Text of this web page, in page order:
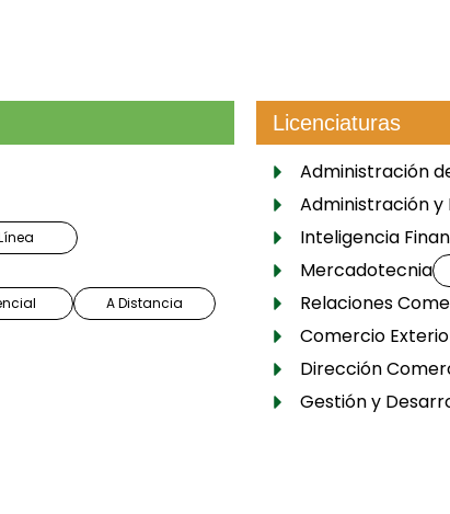
A Distancia
Licenciaturas
Administración
Administración
Inteligencia
Mercadotecnia
Relaciones
Comercio
Dirección
Gestión y